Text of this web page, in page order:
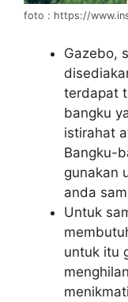
foto : https://
Gazebo,
terdapat
bangku
istirahat
Bangku-
gunakan
anda
Untuk
untuk itu